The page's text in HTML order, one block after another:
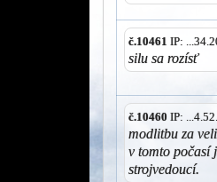
č.10461 IP:
silu sa rozísť
č.10460 IP:
modlitbu za
v tomto počasí
strojvedoucí.